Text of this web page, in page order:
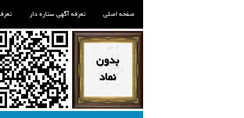
صفحه اصلی تعرفه آگهی ستاره دار